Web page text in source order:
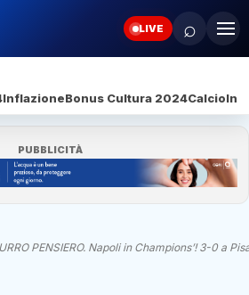
LIVE ⌕
InflazioneBonus Cultura 2024Calcio
PUBBLICITÀ
PENSIERO. Napoli in Champions’! 3-0 a